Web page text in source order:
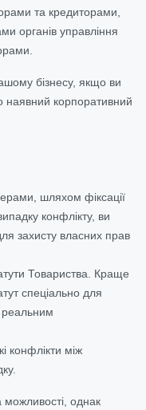
та кредиторами,
органів управління
бізнесу, якщо ви
наявний корпоративний
шляхом фіксації
конфлікту, ви
захисту власних прав
Товариства. Краще
спеціально для
реальним
конфлікти між
можливості, однак